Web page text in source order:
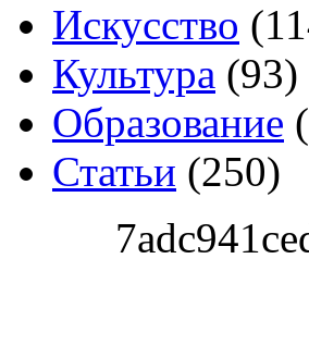
Искусство
Культура (93)
Образование
Статьи (250)